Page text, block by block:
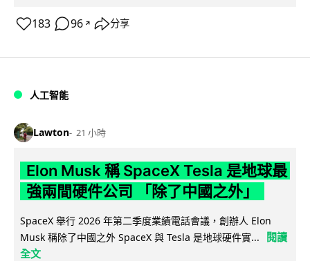
183 96 ↗ 分享
人工智能
Lawton 21 小時
Elon Musk 稱 SpaceX Tesla 是地球最
強兩間硬件公司 「除了中國之外」
SpaceX 舉行 2026 年第二季度業績電話會議，創辦人 Elon
Musk 稱除了中國之外 SpaceX 與 Tesla 是地球硬件實...
閱讀
全文